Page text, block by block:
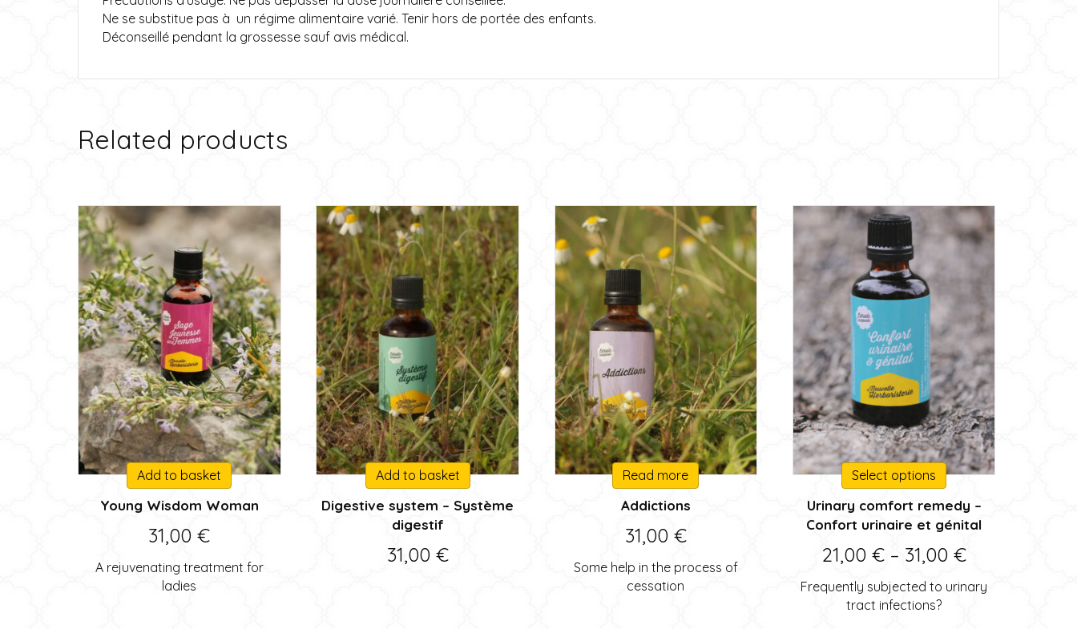
Ne se substitue pas à un régime alimentaire varié. Tenir hors de portée des enfants.
Déconseillé pendant la grossesse sauf avis médical.
Related products
Add to basket
Young Wisdom Woman
31,00€
A rejuvenating treatment for
ladies
Add to basket
Digestive system – Système
digestif
31,00 €
Read more
Addictions
31,00 €
Some help in the process of
cessation
Select options
This
product
has
multiple
variants.
The
options
Urinary comfort remedy –
Confort urinaire et génital
21,00 € – 31,00 €Price
range:
Frequently subjected to urinary
tract infections?